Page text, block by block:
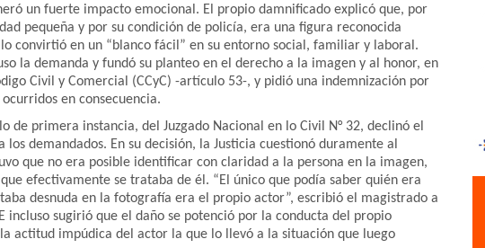
un fuerte impacto emocional. El propio damnificado explicó que, por
pequeña y por su condición de policía, era una figura reconocida
convirtió en un “blanco fácil” en su entorno social, familiar y laboral.
la demanda y fundó su planteo en el derecho a la imagen y al honor, en
Civil y Comercial (CCyC) -artículo 53-, y pidió una indemnización por
ocurridos en consecuencia.
de primera instancia, del Juzgado Nacional en lo Civil N° 32, declinó el
los demandados. En su decisión, la Justicia cuestionó duramente al
que no era posible identificar con claridad a la persona en la imagen,
efectivamente se trataba de él. “El único que podía saber quién era
desnuda en la fotografía era el propio actor”, escribió el magistrado a
incluso sugirió que el daño se potenció por la conducta del propio
actitud impúdica del actor la que lo llevó a la situación que luego